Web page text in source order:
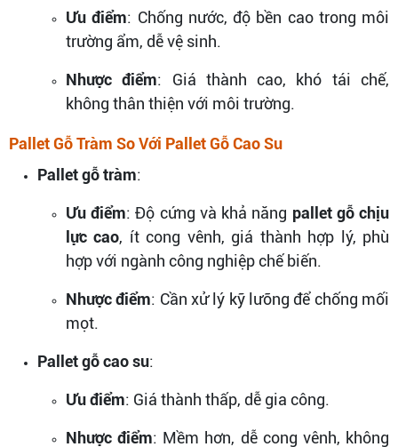
Ưu điểm: Chống nước, độ bền cao trong môi
trường ẩm, dễ vệ sinh.
Nhược điểm: Giá thành cao, khó tái chế,
không thân thiện với môi trường.
Pallet Gỗ Tràm So Với Pallet Gỗ Cao Su
Pallet gỗ tràm:
Ưu điểm: Độ cứng và khả năng pallet gỗ chịu
lực cao, ít cong vênh, giá thành hợp lý, phù
hợp với ngành công nghiệp chế biến.
Nhược điểm: Cần xử lý kỹ lưỡng để chống mối
mọt.
Pallet gỗ cao su:
Ưu điểm: Giá thành thấp, dễ gia công.
Nhược điểm: Mềm hơn, dễ cong vênh, không